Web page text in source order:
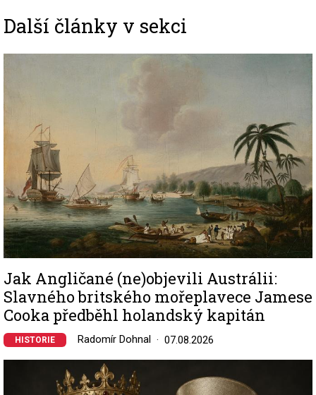
Další články v sekci
Jak Angličané (ne)objevili Austrálii:
Slavného britského mořeplavece Jamese
Cooka předběhl holandský kapitán
HISTORIE Radomír Dohnal 07.08.2026